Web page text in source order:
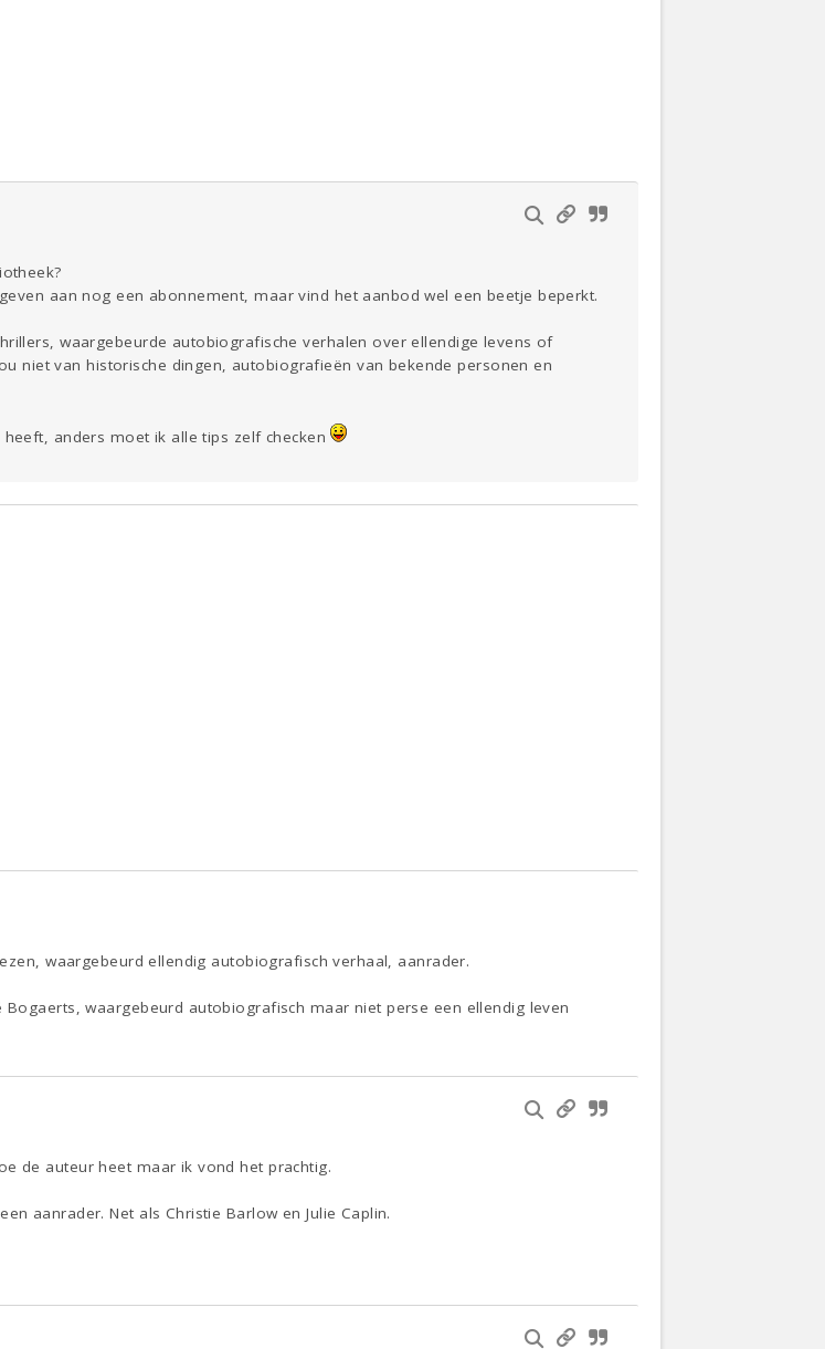
aan nog een abonnement, maar vind het aanbod wel een beetje beperkt.
waargebeurde autobiografische verhalen over ellendige levens of
niet van historische dingen, autobiografieën van bekende personen en
anders moet ik alle tips zelf checken
waargebeurd ellendig autobiografisch verhaal, aanrader.
waargebeurd autobiografisch maar niet perse een ellendig leven
de auteur heet maar ik vond het prachtig.
aanrader. Net als Christie Barlow en Julie Caplin.